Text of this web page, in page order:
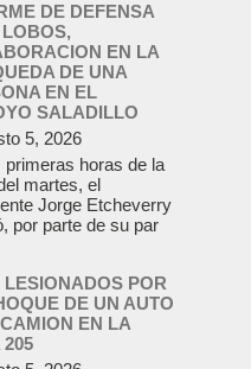
DE DEFENSA
EN LA
DE UNA
EN EL
SALADILLO
5, 2026
primeras horas de la
martes, el
Jorge Etcheverry
por parte de su par
LESIONADOS POR
DE UN AUTO
EN LA
205